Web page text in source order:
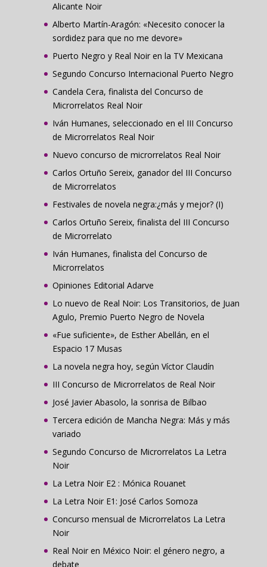
Alicante Noir
Alberto Martín-Aragón: «Necesito conocer la
sordidez para que no me devore»
Puerto Negro y Real Noir en la TV Mexicana
Segundo Concurso Internacional Puerto Negro
Candela Cera, finalista del Concurso de
Microrrelatos Real Noir
Iván Humanes, seleccionado en el III Concurso
de Microrrelatos Real Noir
Nuevo concurso de microrrelatos Real Noir
Carlos Ortuño Sereix, ganador del III Concurso
de Microrrelatos
Festivales de novela negra:¿más y mejor? (I)
Carlos Ortuño Sereix, finalista del III Concurso
de Microrrelato
Iván Humanes, finalista del Concurso de
Microrrelatos
Opiniones Editorial Adarve
Lo nuevo de Real Noir: Los Transitorios, de Juan
Agulo, Premio Puerto Negro de Novela
«Fue suficiente», de Esther Abellán, en el
Espacio 17 Musas
La novela negra hoy, según Víctor Claudín
III Concurso de Microrrelatos de Real Noir
José Javier Abasolo, la sonrisa de Bilbao
Tercera edición de Mancha Negra: Más y más
variado
Segundo Concurso de Microrrelatos La Letra
Noir
La Letra Noir E2 : Mónica Rouanet
La Letra Noir E1: José Carlos Somoza
Concurso mensual de Microrrelatos La Letra
Noir
Real Noir en México Noir: el género negro, a
debate